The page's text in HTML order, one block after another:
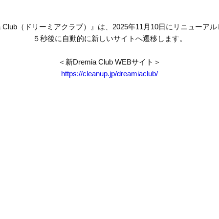
Club（ドリーミアクラブ）』は、2025年11月10日にリニューアル
５秒後に自動的に新しいサイトへ遷移します。
＜新Dremia Club WEBサイト＞
https://cleanup.jp/dreamiaclub/